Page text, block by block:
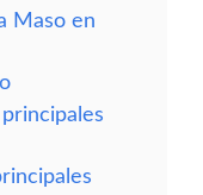
Maso en